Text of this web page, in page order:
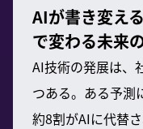
AIが書き変え
で変わる未来
AI技術の発展は、
つある。ある予測
約8割がAIに代替